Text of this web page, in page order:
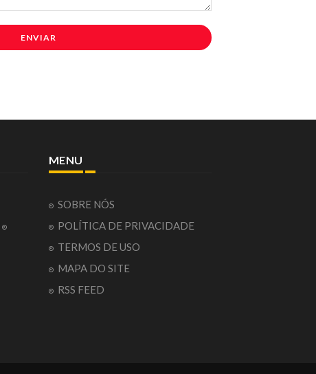
ENVIAR
MENU
SOBRE NÓS
POLÍTICA DE PRIVACIDADE
TERMOS DE USO
MAPA DO SITE
RSS FEED